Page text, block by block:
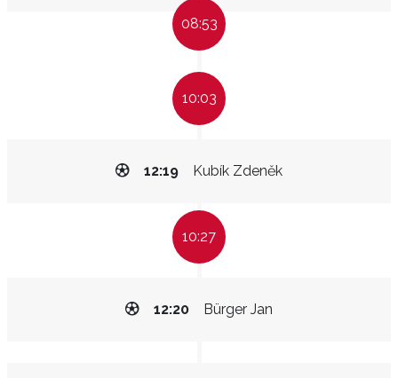
08:53
10:03
Kubík Zdeněk
12:19
10:27
Bürger Jan
12:20